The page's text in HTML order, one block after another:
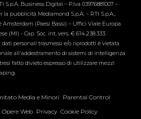
S.p.A. Business Digital – P.Iva 03976881007 –
pubblicità Mediamond S.p.A. – RTI S.p.A.,
Amsterdam (Paesi Bassi) – Uffici Viale Europa
(MI) - Cap. Soc. int. vers. € 614.238.333.
personali trasmessi e/o riprodotti è vietata
all'addestramento di sistemi di intelligenza
fatto divieto espresso di utilizzare mezzi
Media e Minori Parental Control
Web Privacy Cookie Policy